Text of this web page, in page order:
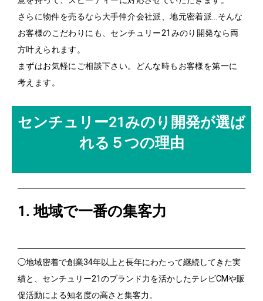
さらに物件を売るなら大手仲介会社派、地元密着派…そんな
お客様のこだわりにも、センチュリー21みのり開発なら両
方叶えられます。
まずはお気軽にご相談下さい。どんな時もお客様を第一に
考えます。
センチュリー21みのり開発が選ば
れる５つの理由
1. 地域で一番の集客力
◯地域密着で創業34年以上と長年にわたって継続してきた実
績と、センチュリー21のブランド力を活かしたテレビCMや販
促活動による知名度の高さと集客力。